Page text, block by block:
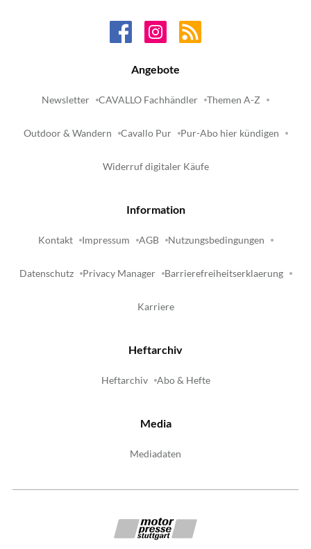
Angebote
Newsletter CAVALLO Fachhändler Themen A-Z
Outdoor & Wandern Cavallo Pur Pur-Abo hier kündigen
Widerruf digitaler Käufe
Information
Kontakt Impressum AGB Nutzungsbedingungen
Datenschutz Privacy Manager Barrierefreiheitserklaerung
Karriere
Heftarchiv
Heftarchiv Abo & Hefte
Media
Mediadaten